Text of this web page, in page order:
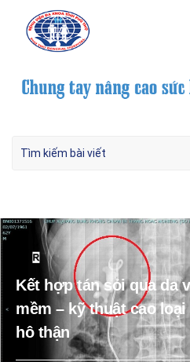
Kết hợp tán sỏi qua da
mềm – kỹ thuật cao
hô thận